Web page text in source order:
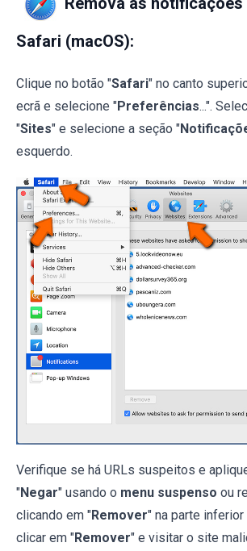
Safari (macOS):
Clique no botão "Safari" no canto
ecrã e selecione "Preferências...".
"Sites" e selecione a seção "
esquerdo.
Verifique se há URLs suspeitos e
"Negar" usando o menu suspenso ou
clicando em "Remover" na parte inferior
clicar em "Remover" e visitar o site